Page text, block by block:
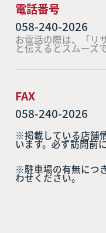
電話番号
058-240-2026
お電話の際は、「リ
と伝えるとスムーズで
FAX
058-240-2026
※掲載している店舗
います。必ず訪問前
※駐車場の有無につ
わせください。